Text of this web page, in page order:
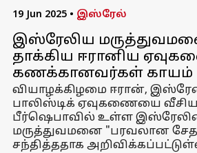
19 Jun 2025 • இஸ்ரேல்
இஸ்ரேலிய
தாக்கிய ஈரானிய
கணக்கானவர்கள் காயம்
வியாழக்கிழமை ஈரான்,
பாலிஸ்டிக் ஏவுகணையை
பீர்ஷெபாவில் உள்ள
மருத்துவமனை "பரவலான
சந்தித்ததாக